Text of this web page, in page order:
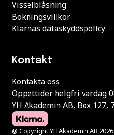
Visselblåsning
Bokningsvillkor
Klarnas dataskyddspolicy
Kontakt
Kontakta oss
Öppettider helgfri vardag
YH Akademin AB, Box 127,
@ Copyright YH Akademin AB 2026